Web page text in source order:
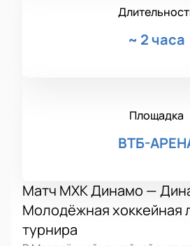
~ 2 часа
Площадка
ВТБ-
Матч МХК Динамо —
Молодёжная хоккейная
турнира